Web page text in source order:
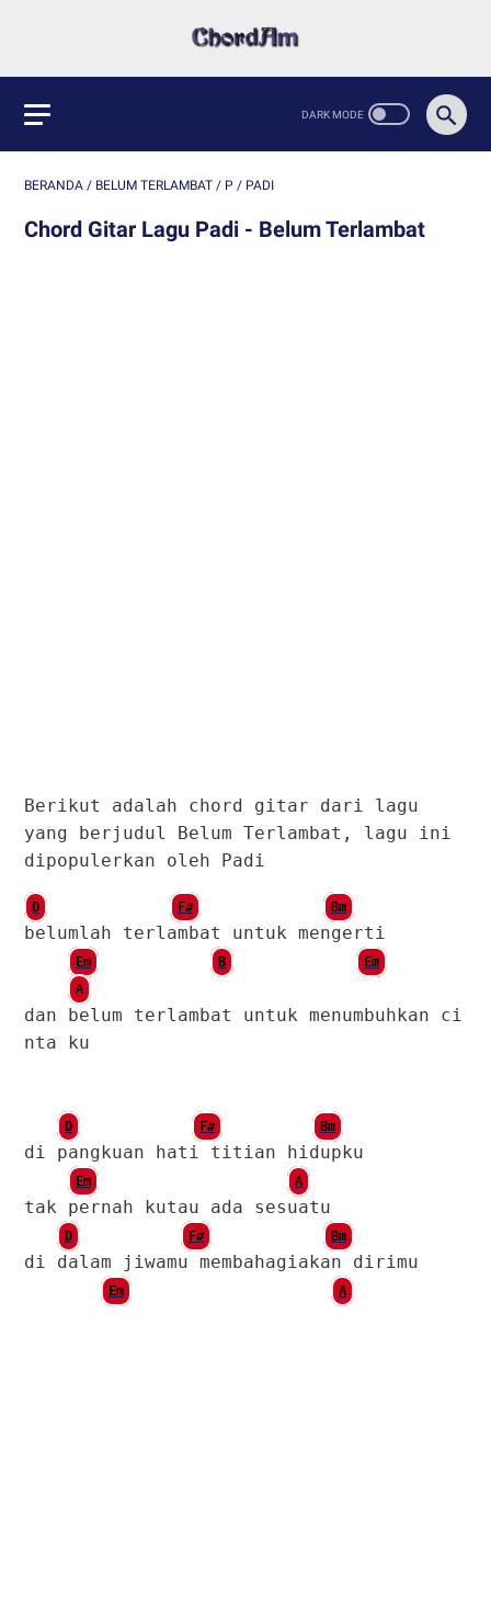
BERANDA / BELUM TERLAMBAT / P / PADI
Chord Gitar Lagu Padi - Belum Terlambat
Berikut adalah chord gitar dari lagu
yang berjudul Belum Terlambat, lagu ini
dipopulerkan oleh Padi
D F# Bm
belumlah terlambat untuk mengerti
Em B
Em
A
dan belum terlambat untuk menumbuhkan ci
nta ku
D F# Bm
di pangkuan hati titian hidupku
Em A
tak pernah kutau ada sesuatu
D F# Bm
di dalam jiwamu membahagiakan dirimu
Em A